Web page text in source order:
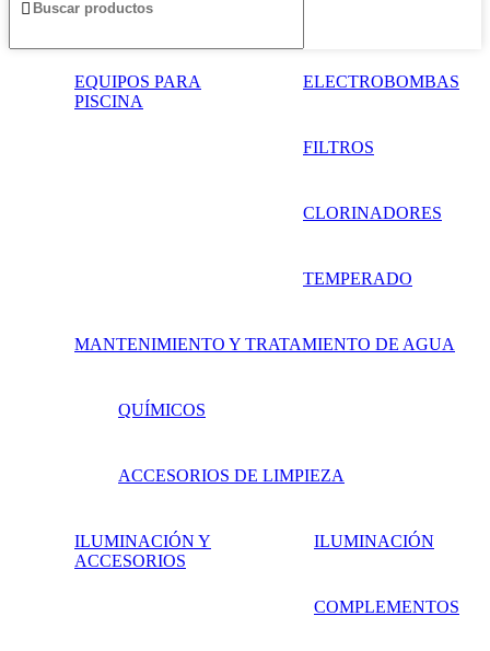
EQUIPOS PARA
PISCINA
ELECTROBOMBAS
FILTROS
CLORINADORES
TEMPERADO
MANTENIMIENTO Y TRATAMIENTO DE AGUA
QUÍMICOS
ACCESORIOS DE LIMPIEZA
ILUMINACIÓN Y
ACCESORIOS
ILUMINACIÓN
COMPLEMENTOS